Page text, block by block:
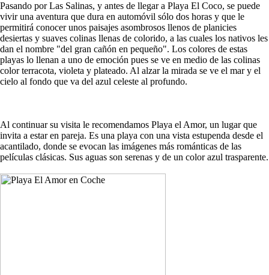
Pasando por Las Salinas, y antes de llegar a Playa El Coco, se puede
vivir una aventura que dura en automóvil sólo dos horas y que le
permitirá conocer unos paisajes asombrosos llenos de planicies
desiertas y suaves colinas llenas de colorido, a las cuales los nativos les
dan el nombre "del gran cañón en pequeño". Los colores de estas
playas lo llenan a uno de emoción pues se ve en medio de las colinas
color terracota, violeta y plateado. Al alzar la mirada se ve el mar y el
cielo al fondo que va del azul celeste al profundo.
Al continuar su visita le recomendamos Playa el Amor, un lugar que
invita a estar en pareja. Es una playa con una vista estupenda desde el
acantilado, donde se evocan las imágenes más románticas de las
películas clásicas. Sus aguas son serenas y de un color azul trasparente.